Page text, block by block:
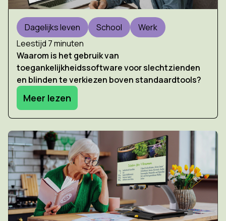
Dagelijks leven School
Werk
Leestijd 7 minuten
Waarom is het gebruik van
toegankelijkheidssoftware voor slechtzienden
en blinden te verkiezen boven standaardtools?
Meer lezen